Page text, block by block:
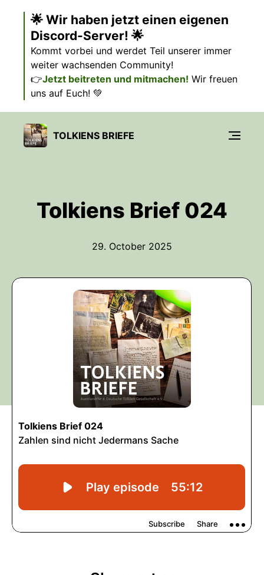
🌟 Wir haben jetzt einen eigenen
Discord-Server! 🌟
Kommt vorbei und werdet Teil unserer immer
weiter wachsenden Community!
👉Jetzt beitreten und mitmachen! Wir freuen
uns auf Euch! 💚
TOLKIENS BRIEFE
Tolkiens Brief 024
29. October 2025